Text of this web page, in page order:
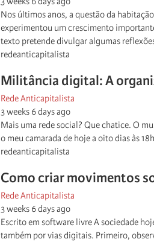
Nos últimos anos, a questão da
experimentou um crescimento
texto pretende divulgar algumas
redeanticapitalista
Militância digital: A
Rede Anticapitalista
3 weeks 6 days ago
Mais uma rede social? Que chatice. O
o meu camarada de hoje a oito dias às
redeanticapitalista
Como criar movimentos
Rede Anticapitalista
3 weeks 6 days ago
Escrito em software livre A sociedade
também por vias digitais. Primeiro,